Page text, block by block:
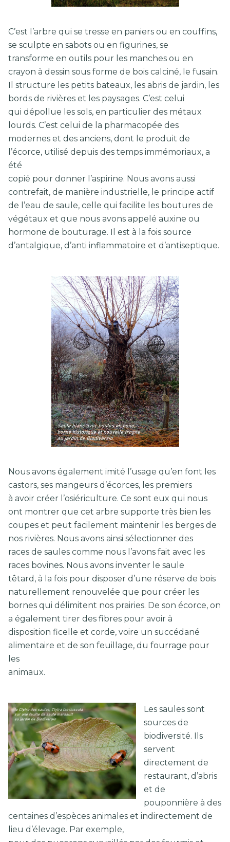
C’est l’arbre qui se tresse en paniers ou en couffins,
se sculpte en sabots ou en figurines, se
transforme en outils pour les manches ou en
crayon à dessin sous forme de bois calciné, le fusain.
Il structure les petits bateaux, les abris de jardin, les
bords de rivières et les paysages. C’est celui
qui dépollue les sols, en particulier des métaux
lourds. C’est celui de la pharmacopée des
modernes et des anciens, dont le produit de
l’écorce, utilisé depuis des temps immémoriaux, a
été
copié pour donner l’aspirine. Nous avons aussi
contrefait, de manière industrielle, le principe actif
de l’eau de saule, celle qui facilite les boutures de
végétaux et que nous avons appelé auxine ou
hormone de bouturage. Il est à la fois source
d’antalgique, d’anti inflammatoire et d’antiseptique.
Nous avons également imité l’usage qu’en font les
castors, ses mangeurs d’écorces, les premiers
à avoir créer l’osiériculture. Ce sont eux qui nous
ont montrer que cet arbre supporte très bien les
coupes et peut facilement maintenir les berges de
nos rivières. Nous avons ainsi sélectionner des
races de saules comme nous l’avons fait avec les
races bovines. Nous avons inventer le saule
têtard, à la fois pour disposer d’une réserve de bois
naturellement renouvelée que pour créer les
bornes qui délimitent nos prairies. De son écorce, on
a également tirer des fibres pour avoir à
disposition ficelle et corde, voire un succédané
alimentaire et de son feuillage, du fourrage pour
les
animaux.
Les saules sont
sources de
biodiversité. Ils
servent
directement de
restaurant, d’abris
et de
pouponnière à des
centaines d’espèces animales et indirectement de
lieu d’élevage. Par exemple,